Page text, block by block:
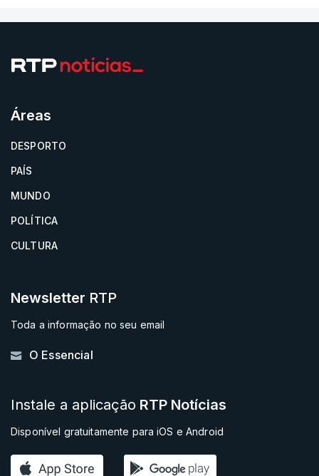
Áreas
DESPORTO
PAÍS
MUNDO
POLÍTICA
CULTURA
Newsletter RTP
Toda a informação no seu email
O Essencial
Instale a aplicação RTP Notícias
Disponível gratuitamente para iOS e Android